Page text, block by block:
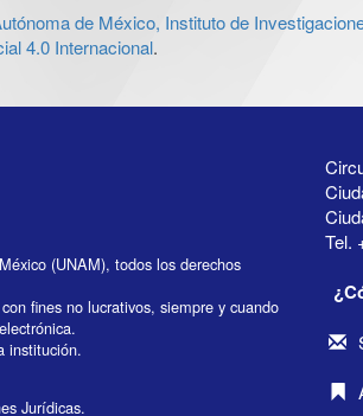
de México, Instituto de
4.0 Internacional.
(UNAM), todos los derechos
fines no lucrativos, siempre y cuando
institución.
Jurídicas.
Tel.